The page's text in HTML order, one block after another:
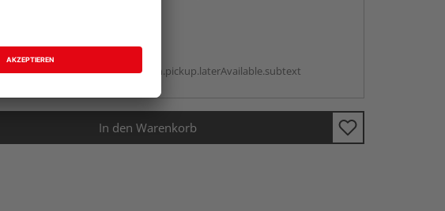
Auf Vorbestellung:
vue.ads.priceMerchantBox.option.pickup.laterAvailable.subtext
In den Warenkorb